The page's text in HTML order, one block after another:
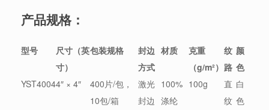
产品规格：
型号
尺寸（英
寸）
包装规格
封边
方式
材质
克重
（g/m²）
纹
路
颜
色
YST40044″ × 4″
400片/包，
10包/箱
激光
封边
100%
涤纶
100g
直
纹
白
色